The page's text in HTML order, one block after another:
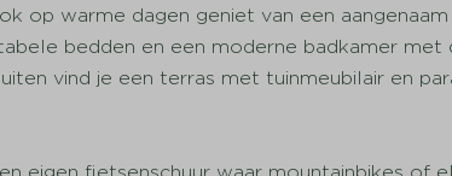
fiets
Vuurwerkvrij vakantiepark
Parkwinkel
Peuterbad
Restaurant
op warme dagen geniet van een
bedden en een moderne badkamer met
vind je een terras met tuinmeubilair en